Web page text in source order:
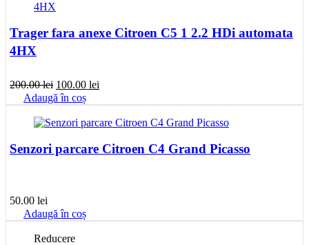
Trager fara anexe Citroen C5 1 2.2 HDi automata
4HX
200.00lei Prețul
inițial
a
fost:
100.00 lei
este:
100.00 lei.
Adaugă în coș
Senzori parcare Citroen C4 Grand Picasso
50.00 lei
Adaugă în coș
Reducere